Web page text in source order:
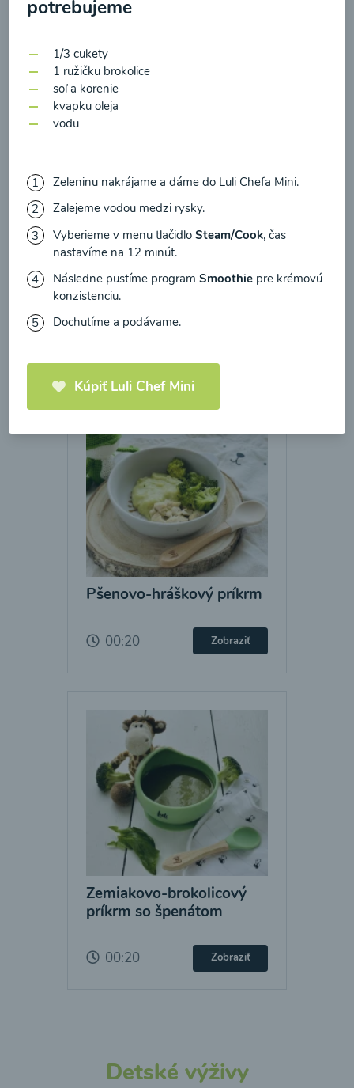
Mrkvový príkrm
Pšenovo-hráškový príkrm
00:20 Zobraziť
Zemiakovo-brokolicový
príkrm so špenátom
00:20 Zobraziť
Detské výživy
potrebujeme
1/3 cukety
1 ružičku brokolice
soľ a korenie
kvapku oleja
vodu
Zeleninu nakrájame a dáme do Luli Chefa Mini.
Zalejeme vodou medzi rysky.
Vyberieme v menu tlačidloSteam/Cook, čas
nastavíme na 12 minút.
Následne pustíme programSmoothie pre krémovú
konzistenciu.
Dochutíme a podávame.
Kúpiť Luli Chef Mini
údajova súhlasím s nimi.